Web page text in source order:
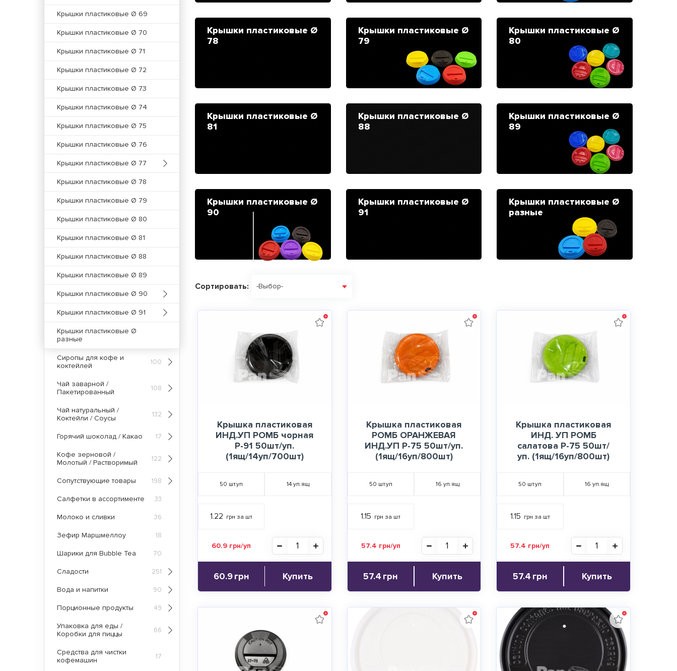
Крышки пластиковые Ø
78
Крышки пластиковые Ø
79
Крышки пластиковые Ø
80
Крышки пластиковые Ø
81
Крышки пластиковые Ø
88
Крышки пластиковые Ø
89
Крышки пластиковые Ø
90
Крышки пластиковые Ø
91
Крышки пластиковые Ø
разные
Сортировать: -Выбор-
Крышка пластиковая
ИНД.УП РОМБ чорная
Р-91 50шт/уп.
(1ящ/14уп/700шт)
50 шт.уп 14уп.ящ
1.22 грн за шт
60.9 грн/уп
60.9грн Купить
Крышка пластиковая
РОМБ ОРАНЖЕВАЯ
ИНД.УП Р-75 50шт/уп.
(1ящ/16уп/800шт)
50 шт.уп 16 уп.ящ
1.15 грн за шт
57.4 грн/уп
57.4 грн Купить
Крышка пластиковая
ИНД. УП РОМБ
салатова Р-75 50шт/
уп. (1ящ/16уп/800шт)
50 шт.уп 16 уп.ящ
1.15 грн за шт
57.4 грн/уп
57.4 грн Купить
Крышки пластиковые Ø 69
Крышки пластиковые Ø 70
Крышки пластиковые Ø 71
Крышки пластиковые Ø 72
Крышки пластиковые Ø 73
Крышки пластиковые Ø 74
Крышки пластиковые Ø 75
Крышки пластиковые Ø 76
Крышки пластиковые Ø 77
Крышки пластиковые Ø 78
Крышки пластиковые Ø 79
Крышки пластиковые Ø 80
Крышки пластиковые Ø 81
Крышки пластиковые Ø 88
Крышки пластиковые Ø 89
Крышки пластиковые Ø 90
Крышки пластиковые Ø 91
Крышки пластиковые Ø
разные
Сиропы для кофе и
коктейлей
100
Чай заварной /
Пакетированный
108
Чай натуральный /
Коктейли / Соусы
132
Горячий шоколад / Какао 17
Кофе зерновой /
Молотый / Растворимый
122
Сопутствующие товары 198
Салфетки в ассортименте 33
Молоко и сливки 36
Зефир Маршмеллоу 18
Шарики для Bubble Tea 70
Сладости 251
Вода и напитки 90
Порционные продукты 49
Упаковка для еды /
Коробки для пиццы
66
Средства для чистки
кофемашин
17